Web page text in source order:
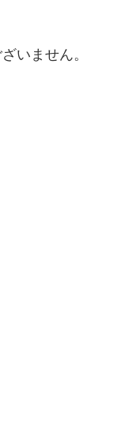
いません。